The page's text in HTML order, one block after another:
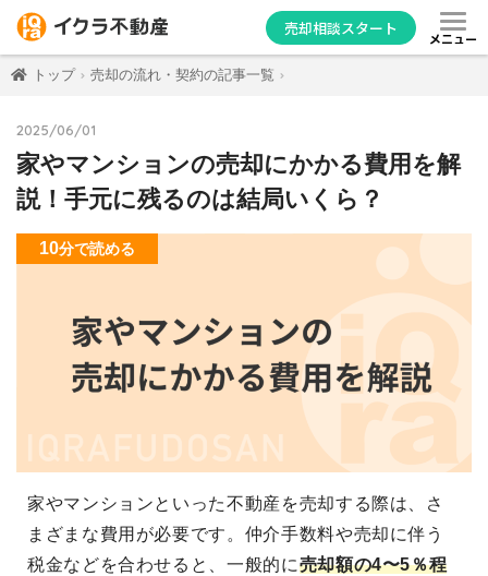
売却相談スタート
メニュー
トップ 売却の流れ・契約の記事一覧
2025/06/01
家やマンションの売却にかかる費用を解
説！手元に残るのは結局いくら？
10分で読める
家やマンションといった不動産を売却する際は、さ
まざまな費用が必要です。仲介手数料や売却に伴う
税金などを合わせると、一般的に売却額の4〜5％程